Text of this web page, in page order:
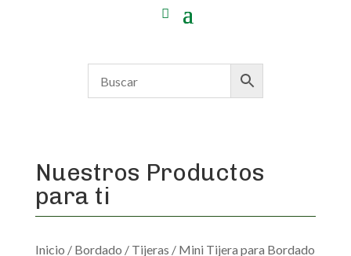
Nuestros Productos
para ti
Inicio / Bordado / Tijeras / Mini Tijera para Bordado